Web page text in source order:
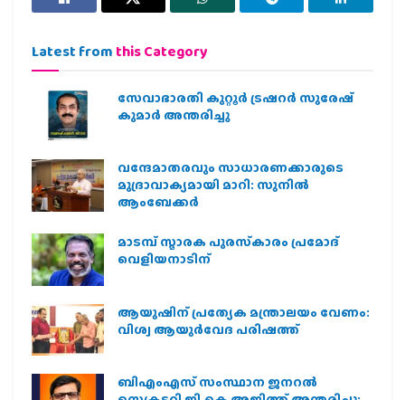
Latest from this Category
സേവാഭാരതി കുറ്റൂർ ട്രഷറർ സുരേഷ്
കുമാർ അന്തരിച്ചു
വന്ദേമാതരവും സാധാരണക്കാരുടെ
മുദ്രാവാക്യമായി മാറി: സുനിൽ
ആംബേക്കർ
മാടമ്പ് സ്മാരക പുരസ്‌കാരം പ്രമോദ്
വെളിയനാടിന്
ആയുഷിന് പ്രത്യേക മന്ത്രാലയം വേണം:
വിശ്വ ആയുര്‍വേദ പരിഷത്ത്
ബിഎംഎസ് സംസ്ഥാന ജനറൽ